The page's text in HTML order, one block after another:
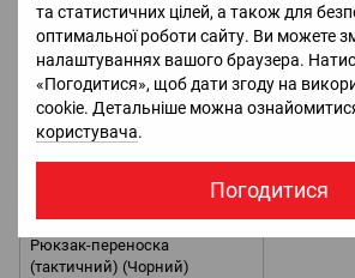
та статистичних цілей, а також для
оптимальної роботи сайту. Ви можете
налаштуваннях вашого браузера.
«Погодитися», щоб дати згоду на
cookie. Детальніше можна ознайомитися
користувача.
Погодитися
Рюкзак-переноска
(тактичний) (Чорний)